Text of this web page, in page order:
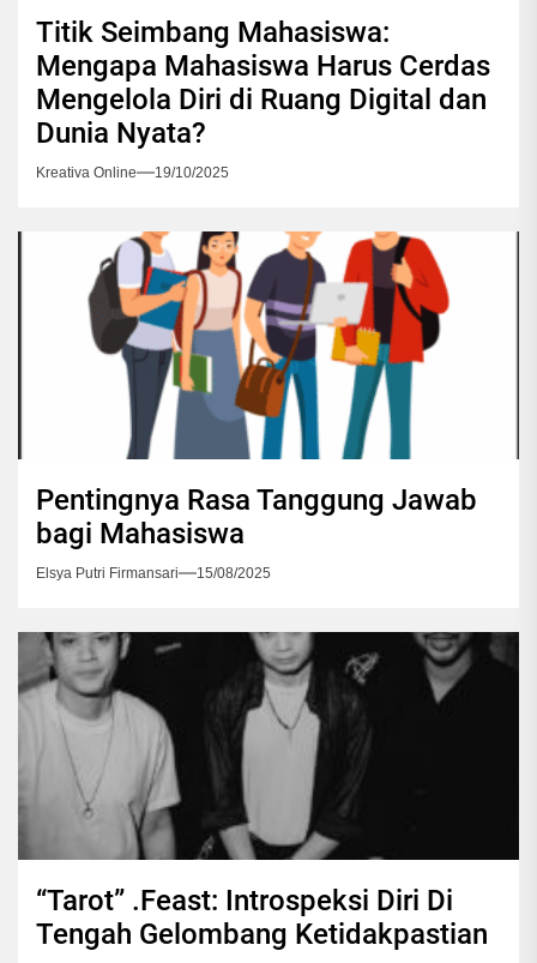
Titik Seimbang Mahasiswa:
Mengapa Mahasiswa Harus Cerdas
Mengelola Diri di Ruang Digital dan
Dunia Nyata?
Kreativa Online 19/10/2025
Pentingnya Rasa Tanggung Jawab
bagi Mahasiswa
Elsya Putri Firmansari 15/08/2025
“Tarot” .Feast: Introspeksi Diri Di
Tengah Gelombang Ketidakpastian